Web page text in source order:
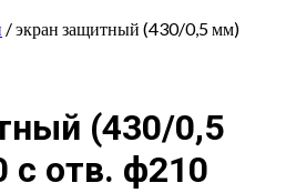
/ экран защитный (430/0,5 мм)
(430/0,5
отв. ф210